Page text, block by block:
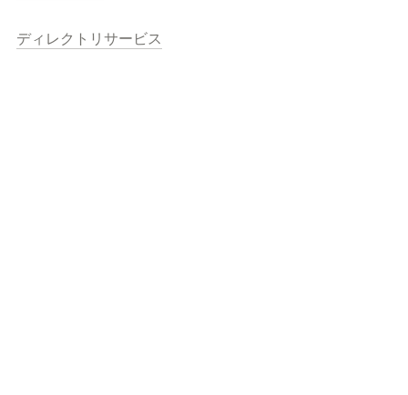
ディレクトリサービス